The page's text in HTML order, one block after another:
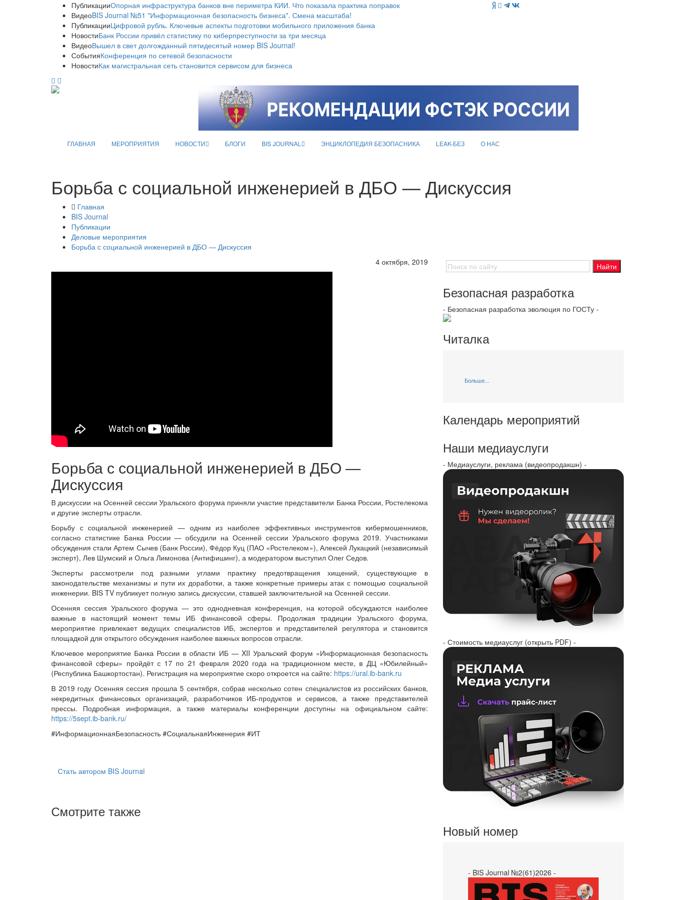
ПубликацииОпорная инфраструктура банков вне периметра КИИ. Что показала практика поправок
ВидеоBIS Journal №51 "Информационная безопасность бизнеса". Смена масштаба!
ПубликацииЦифровой рубль. Ключевые аспекты подготовки мобильного приложения банка
НовостиБанк России привёл статистику по киберпреступности за три месяца
ВидеоВышел в свет долгожданный пятидесятый номер BIS Journal!
СобытияКонференция по сетевой безопасности
НовостиКак магистральная сеть становится сервисом для бизнеса
ГЛАВНАЯ МЕРОПРИЯТИЯ НОВОСТИ БЛОГИ BIS JOURNAL ЭНЦИКЛОПЕДИЯ БЕЗОПАСНИКА LEAK-БЕЗ О НАС
Борьба с социальной инженерией в ДБО — Дискуссия
Главная
BIS Journal
Публикации
Деловые мероприятия
Борьба с социальной инженерией в ДБО — Дискуссия
4 октября, 2019
Борьба с социальной инженерией в ДБО —
Дискуссия
В дискуссии на Осенней сессии Уральского форума приняли участие представители Банка России, Ростелекома
и другие эксперты отрасли.
Борьбу с социальной инженерией — одним из наиболее эффективных инструментов кибермошенников,
согласно статистике Банка России — обсудили на Осенней сессии Уральского форума 2019. Участниками
обсуждения стали Артем Сычев (Банк России), Фёдор Куц (ПАО «Ростелеком»), Алексей Лукацкий (независимый
эксперт), Лев Шумский и Ольга Лимонова (Антифишинг), а модератором выступил Олег Седов.
Эксперты рассмотрели под разными углами практику предотвращения хищений, существующие в
законодательстве механизмы и пути их доработки, а также конкретные примеры атак с помощью социальной
инженерии. BIS TV публикует полную запись дискуссии, ставшей заключительной на Осенней сессии.
Осенняя сессия Уральского форума — это однодневная конференция, на которой обсуждаются наиболее
важные в настоящий момент темы ИБ финансовой сферы. Продолжая традиции Уральского форума,
мероприятие привлекает ведущих специалистов ИБ, экспертов и представителей регулятора и становится
площадкой для открытого обсуждения наиболее важных вопросов отрасли.
Ключевое мероприятие Банка России в области ИБ — XII Уральский форум «Информационная безопасность
финансовой сферы» пройдёт с 17 по 21 февраля 2020 года на традиционном месте, в ДЦ «Юбилейный»
(Республика Башкортостан). Регистрация на мероприятие скоро откроется на сайте: https://ural.ib-bank.ru
В 2019 году Осенняя сессия прошла 5 сентября, собрав несколько сотен специалистов из российских банков,
некредитных финансовых организаций, разработчиков ИБ-продуктов и сервисов, а также представителей
прессы. Подробная информация, а также материалы конференции доступны на официальном сайте:
https://5sept.ib-bank.ru/
#ИнформационнаяБезопасность #СоциальнаяИнженерия #ИТ
Стать автором BIS Journal
Смотрите также
Безопасная разработка
- Безопасная разработка эволюция по ГОСТу -
Читалка
Больше...
Календарь мероприятий
Наши медиауслуги
- Медиауслуги, реклама (видеопродакшн) -
- Стоимость медиауслуг (открыть PDF) -
Новый номер
- BIS Journal №2(61)2026 -